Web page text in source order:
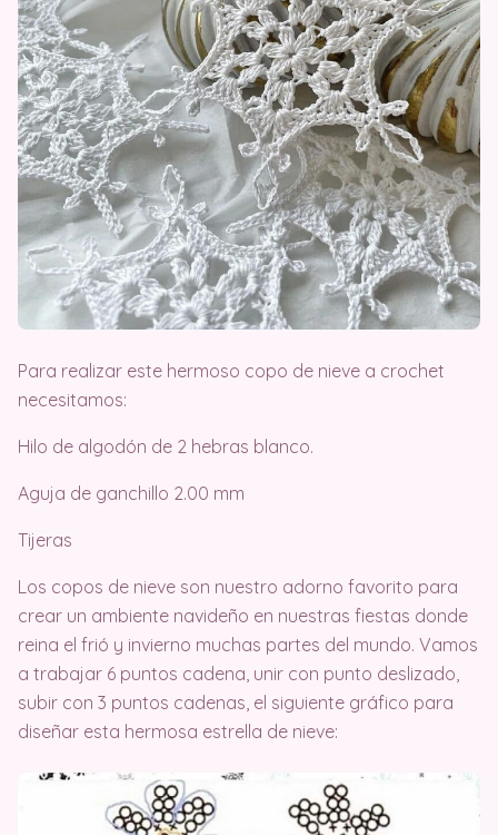
Para realizar este hermoso copo de nieve a crochet
necesitamos:
Hilo de algodón de 2 hebras blanco.
Aguja de ganchillo 2.00 mm
Tijeras
Los copos de nieve son nuestro adorno favorito para
crear un ambiente navideño en nuestras fiestas donde
reina el frió y invierno muchas partes del mundo. Vamos
a trabajar 6 puntos cadena, unir con punto deslizado,
subir con 3 puntos cadenas, el siguiente gráfico para
diseñar esta hermosa estrella de nieve: